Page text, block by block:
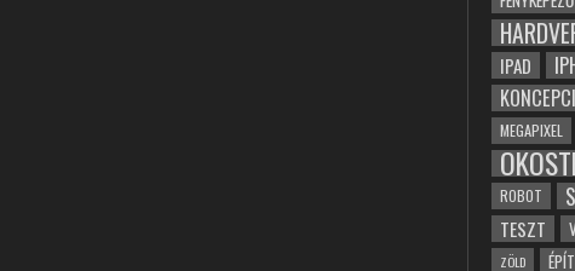
IPAD
MEGAPIXEL
ROBOT
TESZT
ZÖLD